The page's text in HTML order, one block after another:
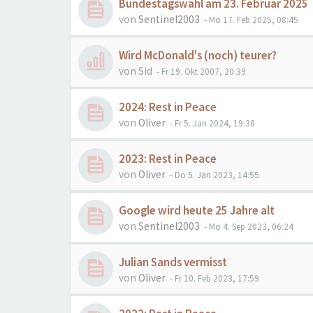
Bundestagswahl am 23. Februar 2025
von Sentinel2003 - Mo 17. Feb 2025, 08:45
Wird McDonald's (noch) teurer?
von Sid - Fr 19. Okt 2007, 20:39
2024: Rest in Peace
von Oliver - Fr 5. Jan 2024, 19:38
2023: Rest in Peace
von Oliver - Do 5. Jan 2023, 14:55
Google wird heute 25 Jahre alt
von Sentinel2003 - Mo 4. Sep 2023, 06:24
Julian Sands vermisst
von Oliver - Fr 10. Feb 2023, 17:59